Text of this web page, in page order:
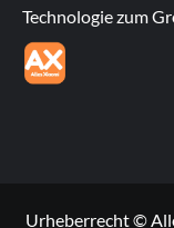
Technologie zum
Urheberrecht ©